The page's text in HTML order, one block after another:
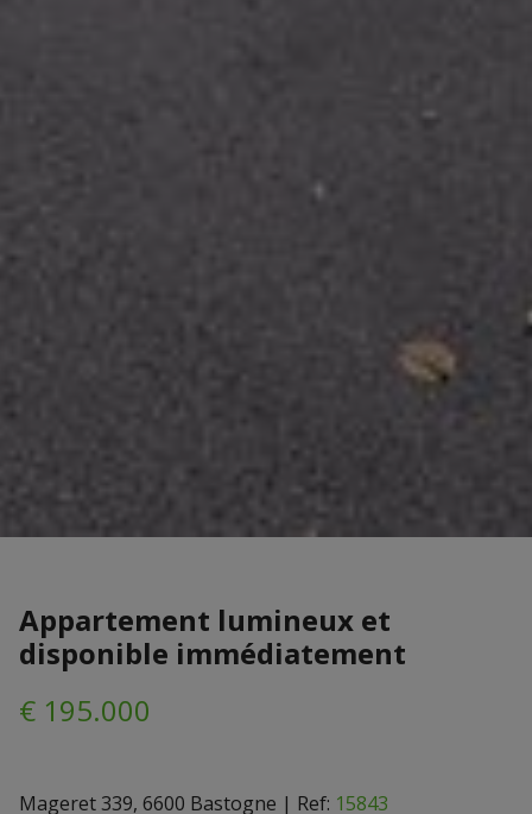
Appartement lumineux et
disponible immédiatement
€ 195.000
Mageret 339, 6600 Bastogne | Ref: 15843